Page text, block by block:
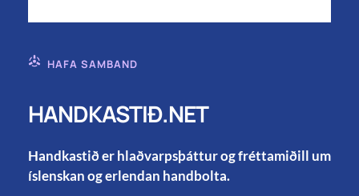
HAFA SAMBAND
HANDKASTIÐ.NET
Handkastið er hlaðvarpsþáttur og fréttamiðill um
íslenskan og erlendan handbolta.